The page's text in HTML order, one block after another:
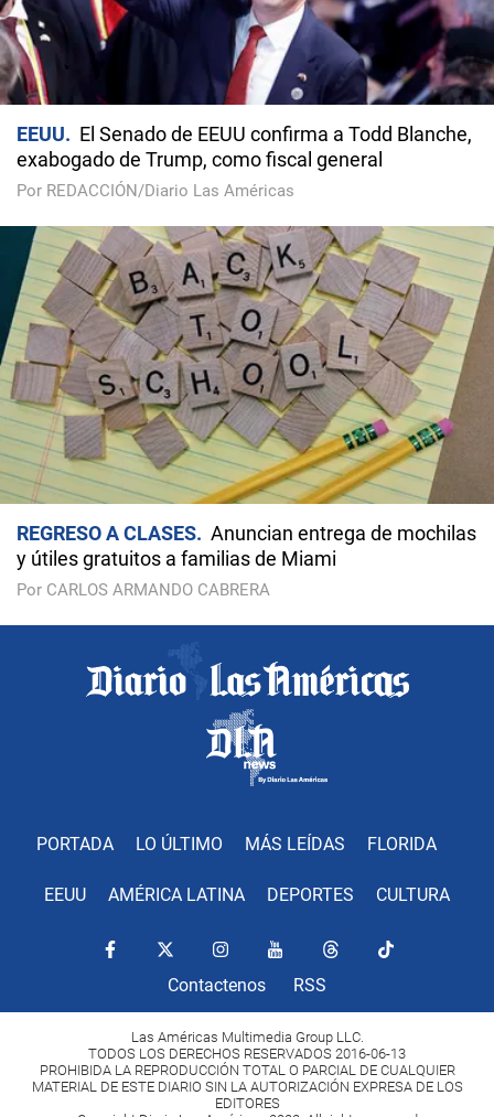
EEUU
El Senado de EEUU confirma a Todd Blanche,
exabogado de Trump, como fiscal general
Por REDACCIÓN/Diario Las Américas
REGRESO A CLASES
Anuncian entrega de mochilas
y útiles gratuitos a familias de Miami
Por CARLOS ARMANDO CABRERA
PORTADA LO ÚLTIMO MÁS LEÍDAS FLORIDA
EEUU AMÉRICA LATINA DEPORTES CULTURA
Contactenos RSS
Las Américas Multimedia Group LLC.
TODOS LOS DERECHOS RESERVADOS 2016-06-13
PROHIBIDA LA REPRODUCCIÓN TOTAL O PARCIAL DE CUALQUIER
MATERIAL DE ESTE DIARIO SIN LA AUTORIZACIÓN EXPRESA DE LOS
EDITORES